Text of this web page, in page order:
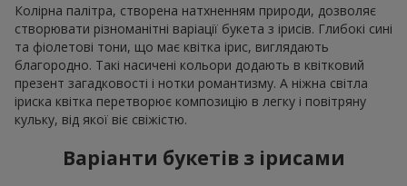
Колірна палітра, створена натхненням природи, дозволяє
створювати різноманітні варіації букета з ірисів. Глибокі сині
та фіолетові тони, що має квітка ірис, виглядають
благородно. Такі насичені кольори додають в квітковий
презент загадковості і нотки романтизму. А ніжна світла
іриска квітка перетворює композицію в легку і повітряну
кульку, від якої віє свіжістю.
Варіанти букетів з ірисами